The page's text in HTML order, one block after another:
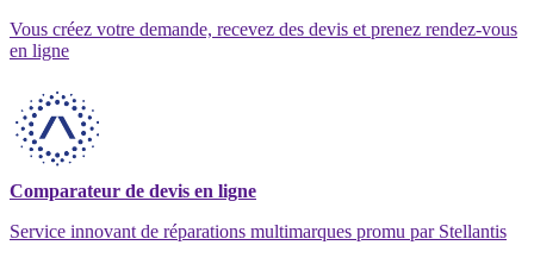
Vous créez votre demande, recevez des devis et prenez rendez-vous
en ligne
Comparateur de devis en ligne
Service innovant de réparations multimarques promu par Stellantis